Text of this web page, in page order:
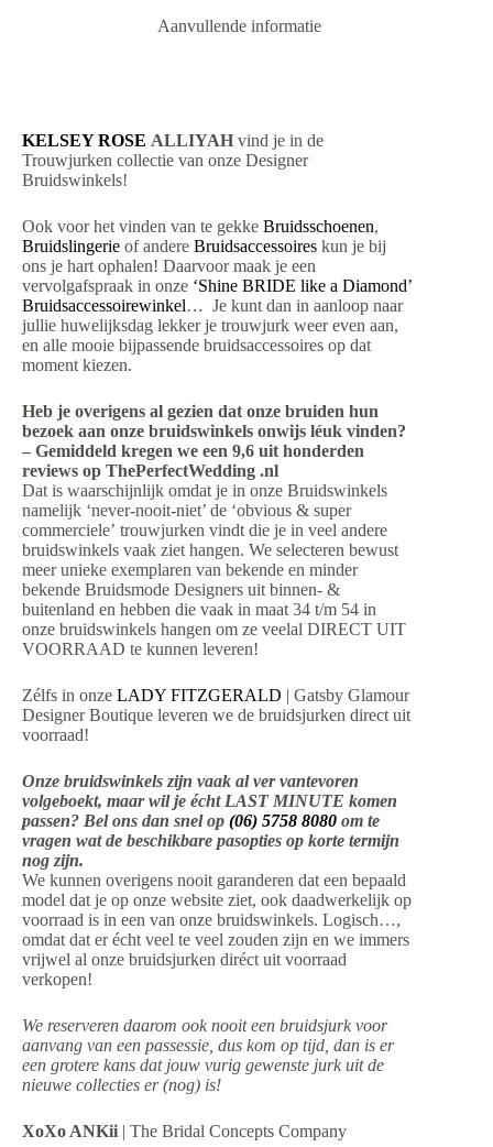
Aanvullende informatie
KELSEY ROSE ALLIYAH vind je in de
Trouwjurken collectie van onze Designer
Bruidswinkels!
Ook voor het vinden van te gekke Bruidsschoenen,
Bruidslingerie of andere Bruidsaccessoires kun je bij
ons je hart ophalen! Daarvoor maak je een
vervolgafspraak in onze ‘Shine BRIDE like a Diamond’
Bruidsaccessoirewinkel… Je kunt dan in aanloop naar
jullie huwelijksdag lekker je trouwjurk weer even aan,
en alle mooie bijpassende bruidsaccessoires op dat
moment kiezen.
Heb je overigens al gezien dat onze bruiden hun
bezoek aan onze bruidswinkels onwijs léuk vinden?
– Gemiddeld kregen we een 9,6 uit honderden
reviews op ThePerfectWedding .nl
Dat is waarschijnlijk omdat je in onze Bruidswinkels
namelijk ‘never-nooit-niet’ de ‘obvious & super
commerciele’ trouwjurken vindt die je in veel andere
bruidswinkels vaak ziet hangen. We selecteren bewust
meer unieke exemplaren van bekende en minder
bekende Bruidsmode Designers uit binnen- &
buitenland en hebben die vaak in maat 34 t/m 54 in
onze bruidswinkels hangen om ze veelal DIRECT UIT
VOORRAAD te kunnen leveren!
Zélfs in onze LADY FITZGERALD | Gatsby Glamour
Designer Boutique leveren we de bruidsjurken direct uit
voorraad!
Onze bruidswinkels zijn vaak al ver vantevoren
volgeboekt, maar wil je écht LAST MINUTE komen
passen? Bel ons dan snel op (06) 5758 8080 om te
vragen wat de beschikbare pasopties op korte termijn
nog zijn.
We kunnen overigens nooit garanderen dat een bepaald
model dat je op onze website ziet, ook daadwerkelijk op
voorraad is in een van onze bruidswinkels. Logisch…,
omdat dat er écht veel te veel zouden zijn en we immers
vrijwel al onze bruidsjurken diréct uit voorraad
verkopen!
We reserveren daarom ook nooit een bruidsjurk voor
aanvang van een passessie, dus kom op tijd, dan is er
een grotere kans dat jouw vurig gewenste jurk uit de
nieuwe collecties er (nog) is!
XoXo ANKii | The Bridal Concepts Company